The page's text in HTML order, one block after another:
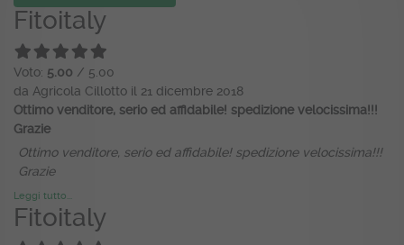
Fitoitaly
Voto: 5.00 / 5.00
da Agricola Cillotto il 21 dicembre 2018
Ottimo venditore, serio ed affidabile! spedizione velocissima!!!
Grazie
Ottimo venditore, serio ed affidabile! spedizione velocissima!!!
Grazie
Leggi tutto...
Fitoitaly